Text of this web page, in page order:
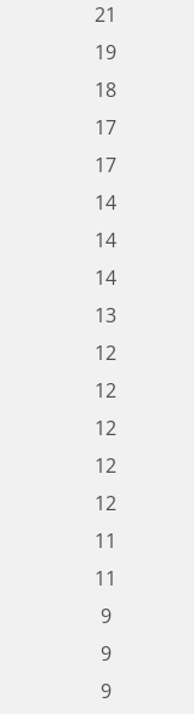
21
19
18
17
17
14
14
14
13
12
12
12
12
12
11
11
9
9
9